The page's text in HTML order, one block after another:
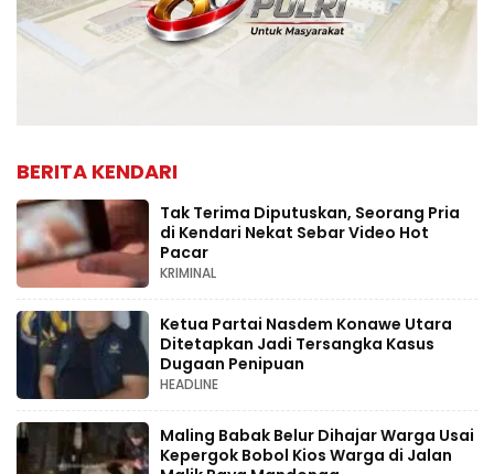
BERITA KENDARI
Tak Terima Diputuskan, Seorang Pria
di Kendari Nekat Sebar Video Hot
Pacar
KRIMINAL
Ketua Partai Nasdem Konawe Utara
Ditetapkan Jadi Tersangka Kasus
Dugaan Penipuan
HEADLINE
Maling Babak Belur Dihajar Warga Usai
Kepergok Bobol Kios Warga di Jalan